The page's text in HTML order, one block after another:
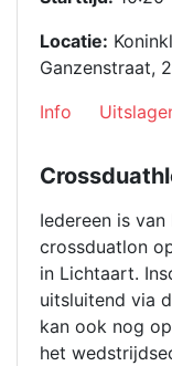
Locatie:
Ganzenstraat,
Info
Iedereen is
crossduatlon
in Lichtaart.
uitsluitend via
kan ook nog
het